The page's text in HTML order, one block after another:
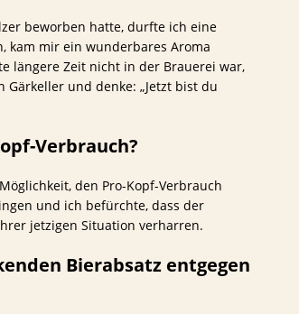
beworben hatte, durfte ich eine
kam mir ein wunderbares Aroma
längere Zeit nicht in der Brauerei war,
und denke: „Jetzt bist du
Verbrauch?
den Pro-Kopf-Verbrauch
und ich befürchte, dass der
jetzigen Situation verharren.
Bierabsatz entgegen